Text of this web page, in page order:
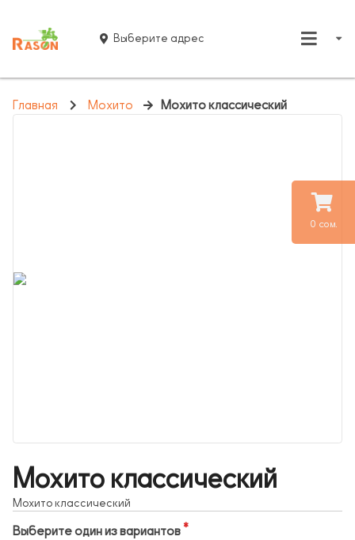
0 сом.
Выберите адрес
Главная Мохито Мохито классический
Мохито классический
Мохито классический
Выберите один из вариантов